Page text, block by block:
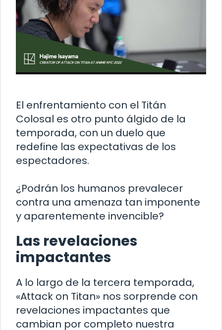
El enfrentamiento con el Titán
Colosal es otro punto álgido de la
temporada, con un duelo que
redefine las expectativas de los
espectadores.
¿Podrán los humanos prevalecer
contra una amenaza tan imponente
y aparentemente invencible?
Las revelaciones
impactantes
A lo largo de la tercera temporada,
«Attack on Titan» nos sorprende con
revelaciones impactantes que
cambian por completo nuestra